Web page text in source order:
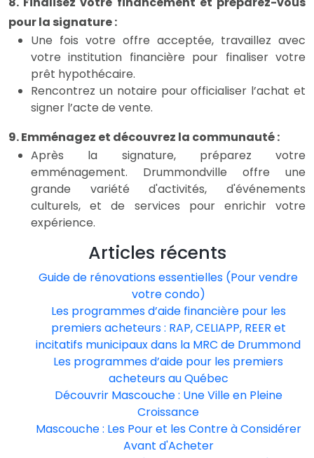
pour la signature :
Une fois votre offre acceptée, travaillez avec
votre institution financière pour finaliser votre
prêt hypothécaire.
Rencontrez un notaire pour officialiser l’achat et
signer l’acte de vente.
9. Emménagez et découvrez la communauté :
Après la signature, préparez votre
emménagement. Drummondville offre une
grande variété d'activités, d'événements
culturels, et de services pour enrichir votre
expérience.
Articles récents
Guide de rénovations essentielles (Pour vendre
votre condo)
Les programmes d’aide financière pour les
premiers acheteurs : RAP, CELIAPP, REER et
incitatifs municipaux dans la MRC de Drummond
Les programmes d’aide pour les premiers
acheteurs au Québec
Découvrir Mascouche : Une Ville en Pleine
Croissance
Mascouche : Les Pour et les Contre à Considérer
Avant d'Acheter